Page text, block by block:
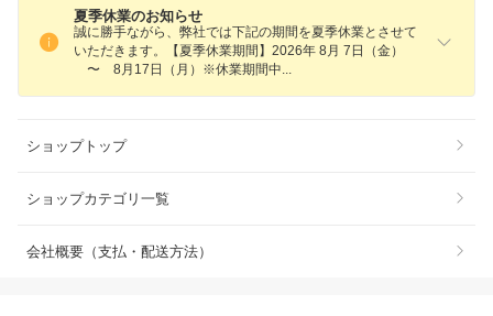
夏季休業のお知らせ
誠に勝手ながら、弊社では下記の期間を夏季休業とさせて
いただきます。【夏季休業期間】2026年 8月 7日（金）
〜 8月17日（月）※休業期間中
ショップトップ
ショップカテゴリ一覧
会社概要（支払・配送方法）